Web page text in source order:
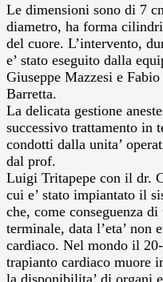
Le dimensioni sono di 7
diametro, ha forma
del cuore. L’intervento,
e’ stato eseguito dalla
Giuseppe Mazzesi e
Barretta.
La delicata gestione
successivo trattamento in
condotti dalla unita’
dal prof.
Luigi Tritapepe con il dr.
cui e’ stato impiantato il
che, come conseguenza
terminale, data l’eta’ non
cardiaco. Nel mondo il
trapianto cardiaco muore
la disponibilita’ di organi